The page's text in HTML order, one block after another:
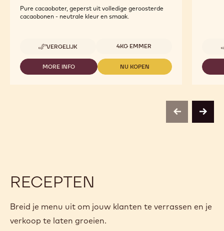
Pure cacaoboter, geperst uit volledige geroosterde
cacaobonen - neutrale kleur en smaak.
VERGELIJK
-
COCOA
BUTTER
Beschikbare maten
4KG EMMER
MORE INFO
-
NU KOPEN
-
previousnext
RECEPTEN
Breid je menu uit om jouw klanten te verrassen en je
verkoop te laten groeien.